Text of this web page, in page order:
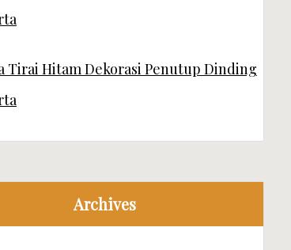
Tirai Hitam Dekorasi Penutup Dinding
Archives